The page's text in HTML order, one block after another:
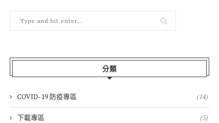
分類
COVID-19 防疫專區 (14)
下載專區 (5)